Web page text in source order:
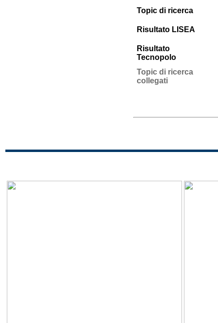
Topic di ricerca
Risultato LISEA
Risultato
Tecnopolo
Topic di ricerca
collegati